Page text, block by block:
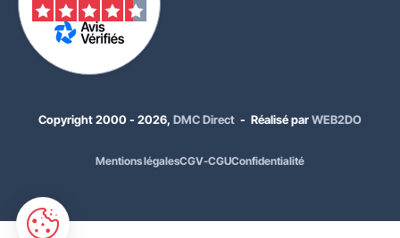
Copyright 2000 - 2026, DMC Direct - Réalisé parWEB2DO
Mentions légalesCGV-CGUConfidentialité